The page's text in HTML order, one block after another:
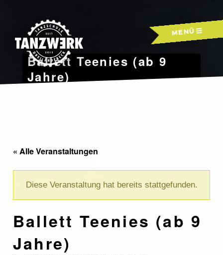
MENÜ
Ballett Teenies (ab 9
Jahre)
« Alle Veranstaltungen
Diese Veranstaltung hat bereits stattgefunden.
Ballett Teenies (ab 9
Jahre)